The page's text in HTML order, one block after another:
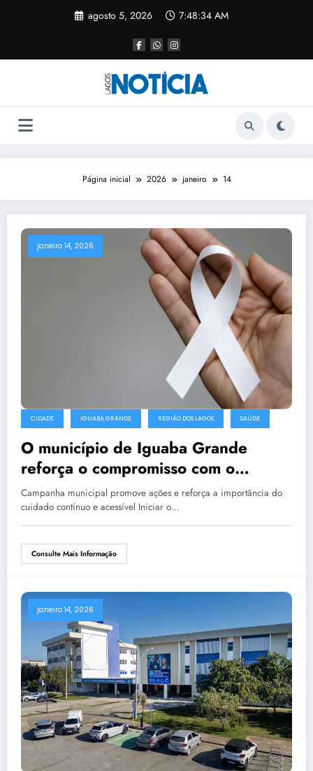
agosto 5, 2026 7:48:35 AM
Página inicial 2026 janeiro 14
janeiro 14, 2026
CIDADE IGUABA GRANDE REGIÃO DOS LAGOS SAÚDE
O município de Iguaba Grande
reforça o compromisso com o
cuidado emocional contínuo e
atividades especiais durante a
campanha de 2026
Campanha municipal promove ações e reforça a importância do
cuidado contínuo e acessível Iniciar o…
Consulte Mais Informação
janeiro 14, 2026